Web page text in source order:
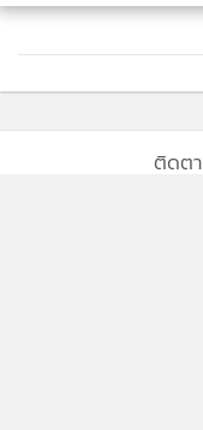
ติดตา